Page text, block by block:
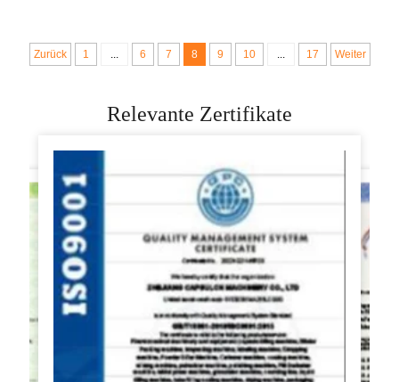
Maschine
Zurück 1 ... 6 7 8 9 10 ... 17 Weiter
Relevante Zertifikate